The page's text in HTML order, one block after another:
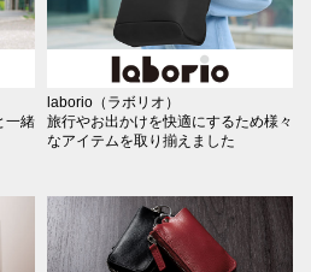
一緒
laborio（ラボリオ）
旅行やお出かけを快適にするため様々
なアイテムを取り揃えました